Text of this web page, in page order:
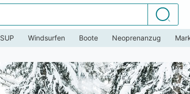
Suchen
SUP Windsurfen Boote Neoprenanzug